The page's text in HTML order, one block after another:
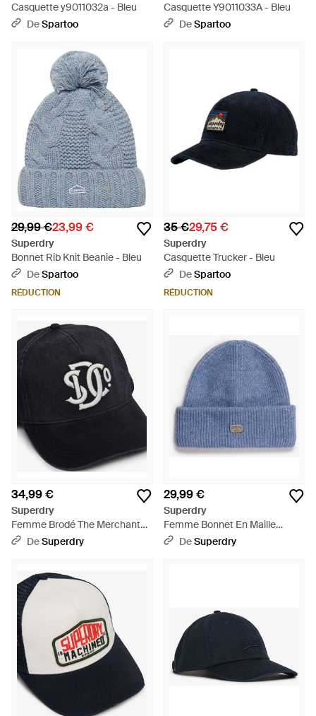
Casquette y9011032a - Bleu
DeSpartoo
Casquette Y9011033A - Bleu
DeSpartoo
29,99 €23,99 €
Superdry
Bonnet Rib Knit Beanie - Bleu
DeSpartoo
RÉDUCTION
35 €29,75 €
Superdry
Casquette Trucker - Bleu
DeSpartoo
RÉDUCTION
34,99 €
Superdry
Femme Brodé The Merchant
Store - Bleu
DeSuperdry
29,99 €
Superdry
Femme Bonnet En Maille
Côtelée Taille: 1Taille - Bleu
DeSuperdry